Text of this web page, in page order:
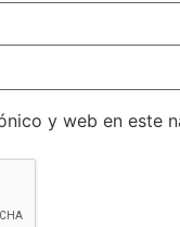
y web en este